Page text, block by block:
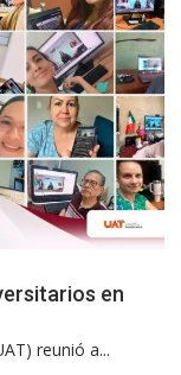
en
reunió a...